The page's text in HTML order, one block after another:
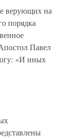
верующих на
порядка
Павел
«И иных